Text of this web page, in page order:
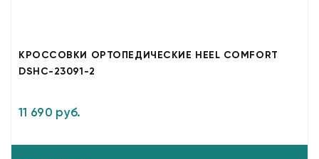
КРОССОВКИ ОРТОПЕДИЧЕСКИЕ HEEL COMFORT
DSHC-23091-2
11 690 руб.